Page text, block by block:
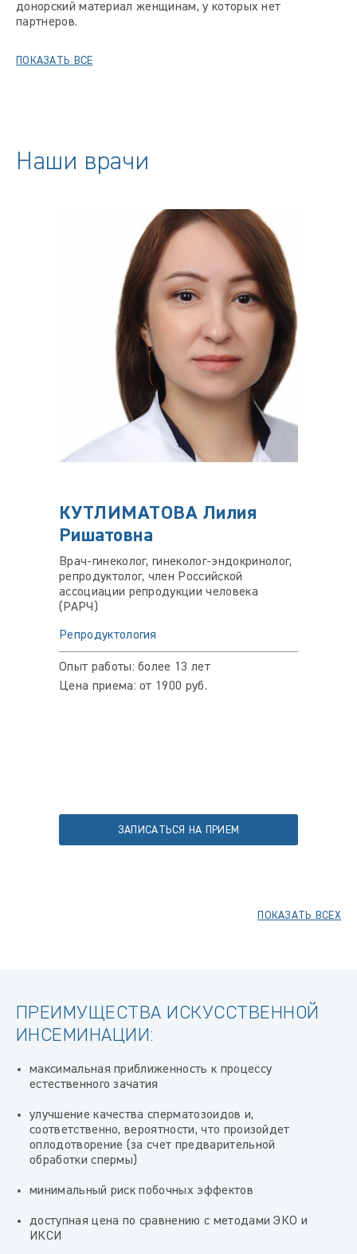
донорский материал женщинам, у которых нет
партнеров.
ПОКАЗАТЬ ВСЕ
Наши врачи
КУТЛИМАТОВА Лилия
Ришатовна
Врач-гинеколог, гинеколог-эндокринолог,
репродуктолог, член Российской
ассоциации репродукции человека
(РАРЧ)
Репродуктология
Опыт работы: более 13 лет
Цена приема: от 1900 руб.
ЗАПИСАТЬСЯ НА ПРИЕМ
ПОКАЗАТЬ ВСЕХ
ПРЕИМУЩЕСТВА ИСКУССТВЕННОЙ
ИНСЕМИНАЦИИ:
максимальная приближенность к процессу
естественного зачатия
улучшение качества сперматозоидов и,
соответственно, вероятности, что произойдет
оплодотворение (за счет предварительной
обработки спермы)
минимальный риск побочных эффектов
доступная цена по сравнению с методами ЭКО и
ИКСИ